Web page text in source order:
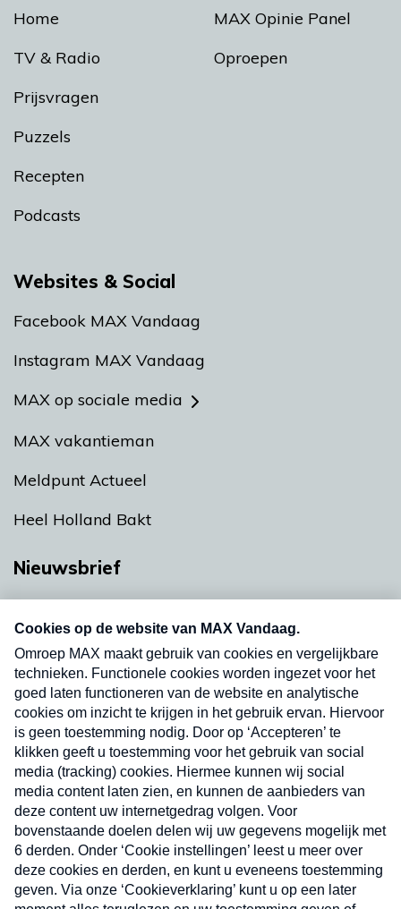
Home
TV & Radio
Prijsvragen
Puzzels
Recepten
Podcasts
MAX Opinie Panel
Oproepen
Websites & Social
Facebook MAX Vandaag
Instagram MAX Vandaag
MAX op sociale media
MAX vakantieman
Meldpunt Actueel
Heel Holland Bakt
Nieuwsbrief
nieuwsbrief. Elke vrijdag- en dinsdagochtend in
uw mailbox.
Verzend
Nieuwsbrief
Neem hier een gratis abonnement op onze